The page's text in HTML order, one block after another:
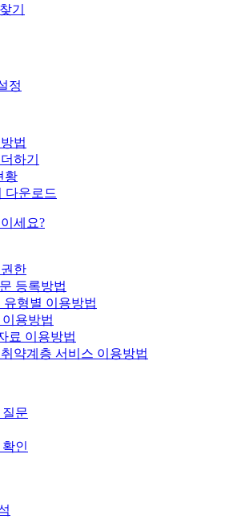
기
정
법
하기
황
다운로드
세요?
한
등록방법
유형별 이용방법
용방법
료 이용방법
약계층 서비스 이용방법
문
인